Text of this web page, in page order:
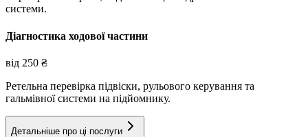
системи.
Діагностика ходової частини
від 250 ₴
Ретельна перевірка підвіски, рульового керування та
гальмівної системи на підйомнику.
Детальніше про ці послуги